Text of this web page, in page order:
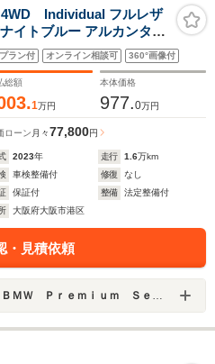
Individual フルレザ
イトブルー アルカンタラ
ト 純正20インチアルミ ク
ーター ベンチレーション
ラン付 オンライン相談可 360°画像付
総額
1万円
本体価格
977.0万円
ローン 月々77,800円
2023年 走行 1.6万km
車検整備付 修復
なし
保証付 整備
法定整備付
大阪府大阪市港区
・見積依頼
ｅｍｉｕｍ Ｓｅｌｅｃｔｉｏｎ 大阪ベイ